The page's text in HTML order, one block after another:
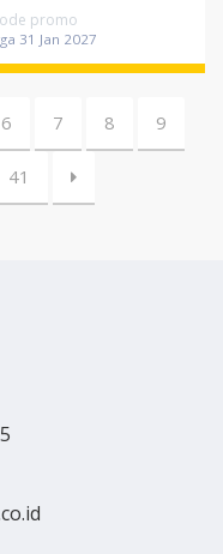
promo
31 Jan 2027
6 7 8 9
41